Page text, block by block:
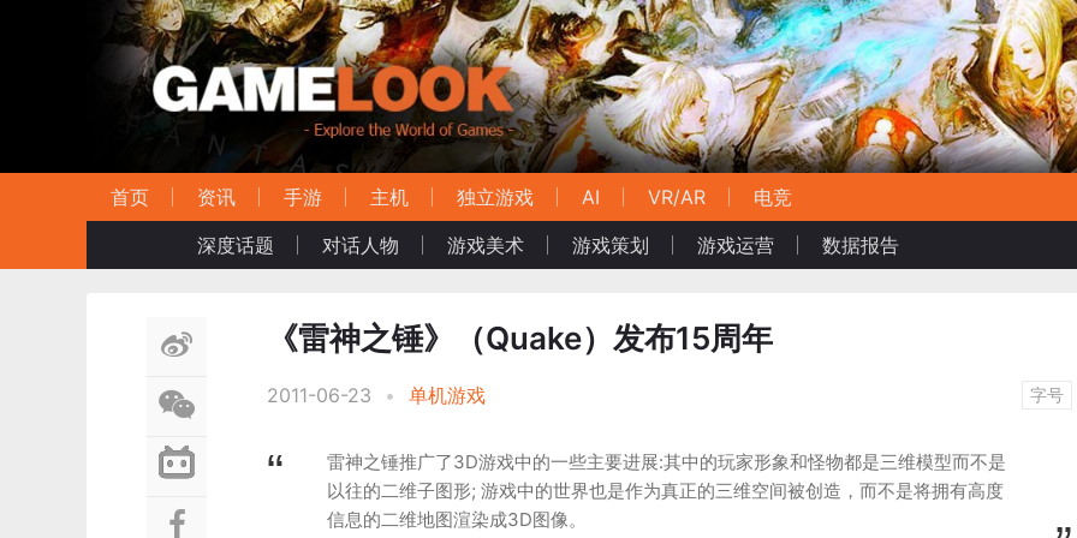
首页 资讯 手游 主机 独立游戏 AI VR/AR
电竞
深度话题
对话人物 游戏美术 游戏策划 游戏运营 数据报告
《雷神之锤》（Quake）发布15周年
2011-06-23 • 单机游戏 字号
雷神之锤推广了3D游戏中的一些主要进展:其中的玩家形象和怪物都是三维模型而不是
以往的二维子图形; 游戏中的世界也是作为真正的三维空间被创造，而不是将拥有高度
信息的二维地图渲染成3D图像。